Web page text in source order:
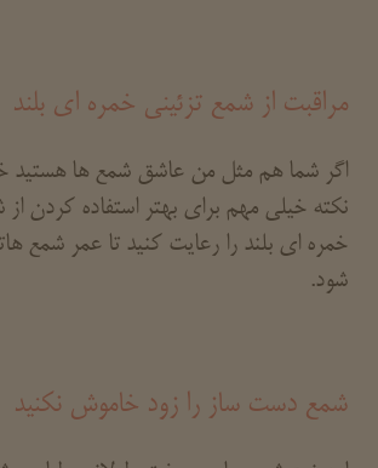
مراقبت از شمع تزئینی خمره ای بلند
اگر شما هم مثل من عاشق شمع ها هستید
نکته خیلی مهم برای بهتر استفاده کردن از
خمره ای بلند را رعایت کنید تا عمر شمع
شود.
شمع دست ساز را زود خاموش نکنید